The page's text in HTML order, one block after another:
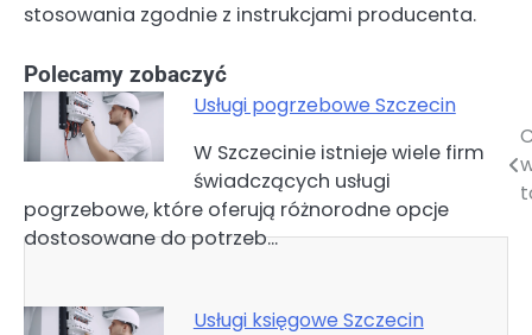
stosowania zgodnie z instrukcjami producenta.
Polecamy zobaczyć
Usługi pogrzebowe Szczecin
W Szczecinie istnieje wiele firm
świadczących usługi
pogrzebowe, które oferują różnorodne opcje
dostosowane do potrzeb…
Usługi księgowe Szczecin
Nawigacja